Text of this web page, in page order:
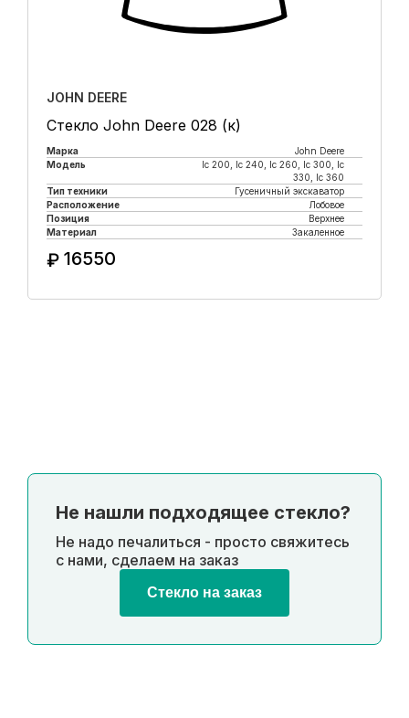
JOHN DEERE
Стекло John Deere 028 (к)
Марка
John Deere
Модель
lc 200, lc 240, lc 260, lc 300, lc
330, lc 360
Тип техники
Гусеничный экскаватор
Расположение
Лобовое
Позиция
Верхнее
Материал
Закаленное
₽ 16550
Не нашли подходящее стекло?
Не надо печалиться - просто свяжитесь
с нами, сделаем на заказ
Стекло на заказ